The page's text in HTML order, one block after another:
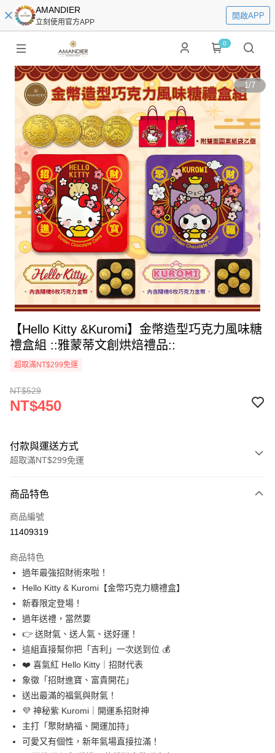
AMANDIER
立刻使用官方APP
開啟APP
0
1/7
【Hello Kitty &Kuromi】金幣造型巧克力風味糖
禮盒組 ::雅蒙蒂文創烘焙禮品::
超取滿NT$299免運
NT$529
NT$450
付款與運送方式
超取滿NT$299免運
信用卡一次付款
LINE Pay
街口支付
悠遊付
AFTEE先享後付
相關說明
【關於「AFTEE先享後付」】
AFTEE先享後付是「在收到商品之後才付款」的支付方式。 讓您購物簡單
便利好安心！
１．簡單：不需註冊會員、不需綁卡、不需儲值。
３．安心：先確認商品／服務後，再付款。
【「AFTEE先享後付」結帳流程】
１．於結帳方式選擇「AFTEE先享後付」後，將跳轉至「AFTEE先享後付」
結帳頁面，進行簡訊認證並確認金額後，即可完成結帳。
ATM付款
運送方式
每筆NT$60，滿NT$299(含以上)免運費
付款後7-11取貨
商品特色
商品編號
11409319
商品特色
過年最強招財術來啦！
Hello Kitty & Kuromi【金幣巧克力糖禮盒】
新春限定登場！
過年送禮，當然要
👉 送財氣、送人氣、送好運！
這組直接幫你把「吉利」一次送到位 💰
❤️ 喜氣紅 Hello Kitty｜招財代表
象徵「招財進寶、富貴開花」
送出最滿的福氣與財氣！
💜 神秘紫 Kuromi｜開運系招財神
主打「聚財納福、開運加持」
可愛又有個性，新年氣場直接拉滿！